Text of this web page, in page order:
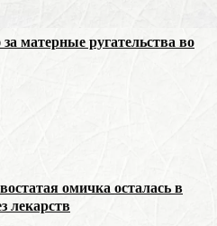
матерные ругательства во
омичка осталась в
лекарств